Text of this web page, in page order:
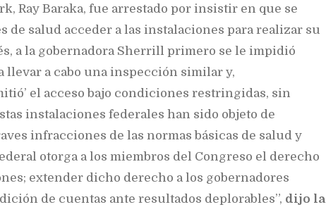
Ray Baraka, fue arrestado por insistir en que se
de salud acceder a las instalaciones para realizar su
a la gobernadora Sherrill primero se le impidió
llevar a cabo una inspección similar y,
el acceso bajo condiciones restringidas, sin
instalaciones federales han sido objeto de
infracciones de las normas básicas de salud y
otorga a los miembros del Congreso el derecho
extender dicho derecho a los gobernadores
de cuentas ante resultados deplorables”, dijo la